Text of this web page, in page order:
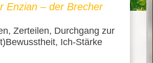
Enzian – der Brecher
Zerteilen, Durchgang zur
Ich-Stärke